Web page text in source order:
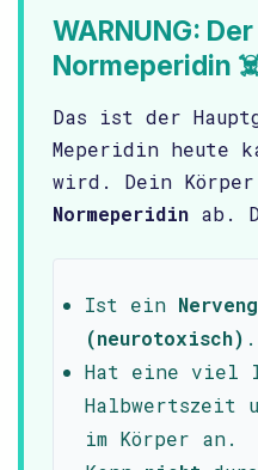
WARNUNG:
Normeperidin
Das ist der
Meperidin heute
wird. Dein
Normeperidin ab.
Ist ein
(neurotoxisch) .
Hat eine viel
Halbwertszeit
im Körper an.